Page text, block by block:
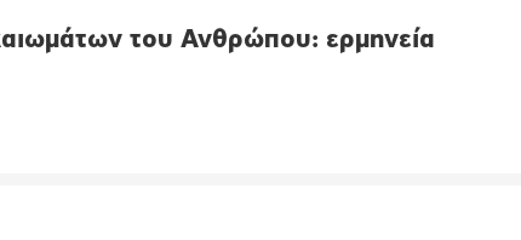
του Ανθρώπου: ερμηνεία